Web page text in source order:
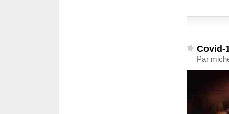
Covid-
Par